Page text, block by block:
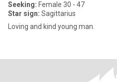
Seeking: Female 30 - 47
Star sign: Sagittarius
Loving and kind young man.